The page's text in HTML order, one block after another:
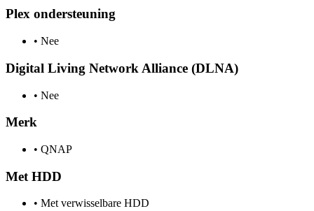
Plex ondersteuning
• Nee
Digital Living Network Alliance (DLNA)
• Nee
Merk
• QNAP
Met HDD
• Met verwisselbare HDD